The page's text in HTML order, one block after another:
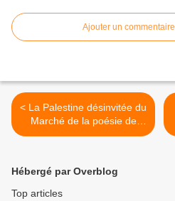
Ajouter un commentaire
< La Palestine désinvitée du
Marché de la poésie de
Paris
Hébergé par Overblog
Top articles